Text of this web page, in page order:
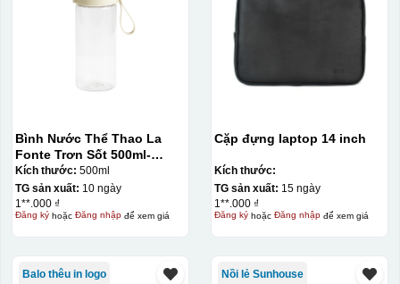
Bình Nước Thể Thao La
Fonte Trơn Sốt 500ml-
010009
Kích thước: 500ml
TG sản xuất: 10 ngày
1**.000 ₫
Đăng kýhoặc Đăng nhậpđể xem giá
Cặp đựng laptop 14 inch
Kích thước:
TG sản xuất: 15 ngày
1**.000 ₫
Đăng kýhoặc Đăng nhậpđể xem giá
Balo thêu in logo Nồi lẻ Sunhouse